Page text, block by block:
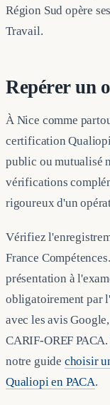
Région Sud opère
Travail.
Repérer un
À Nice comme
certification
public ou mutualisé
vérifications
rigoureux d'un
Vérifiez
France
présentation à
obligatoirement par
avec les avis
CARIF-OREF
notre guide choisir
Qualiopi en PACA.